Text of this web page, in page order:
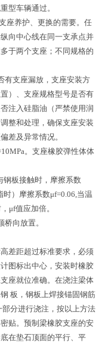
型车辆通过。
养护、更换的需要。任
向中心线在同一支承点并
于两个支座；不同规格的
支座漏放，支座安装方
）、支座规格型号是否有
注入硅脂油（严禁使用润
整和处理，确保支座安装
差及异常情况。
。支座橡胶弹性体体
板接触时，摩擦系数
）摩擦系数μf=0.06,当温
μf值应加倍。
向放置。
差距超过标准要求，必须
图标出中心，安装时橡胶
座就位准确。在浇注梁体
板，钢板上焊接锚固钢筋
分进行浇注，按以上方法
贴。预制梁橡胶支座的安
在垫石顶面的平行、平